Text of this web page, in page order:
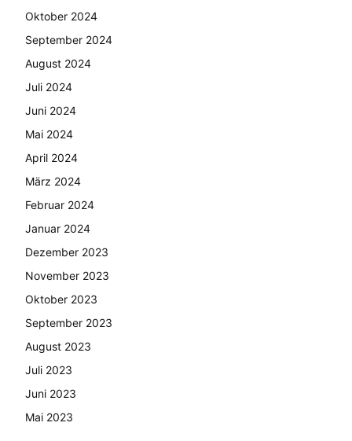
Oktober 2024
September 2024
August 2024
Juli 2024
Juni 2024
Mai 2024
April 2024
März 2024
Februar 2024
Januar 2024
Dezember 2023
November 2023
Oktober 2023
September 2023
August 2023
Juli 2023
Juni 2023
Mai 2023